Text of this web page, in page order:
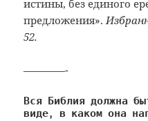
истины, без единого
предложения».
52.
————-
Вся Библия должна
виде, в каком она